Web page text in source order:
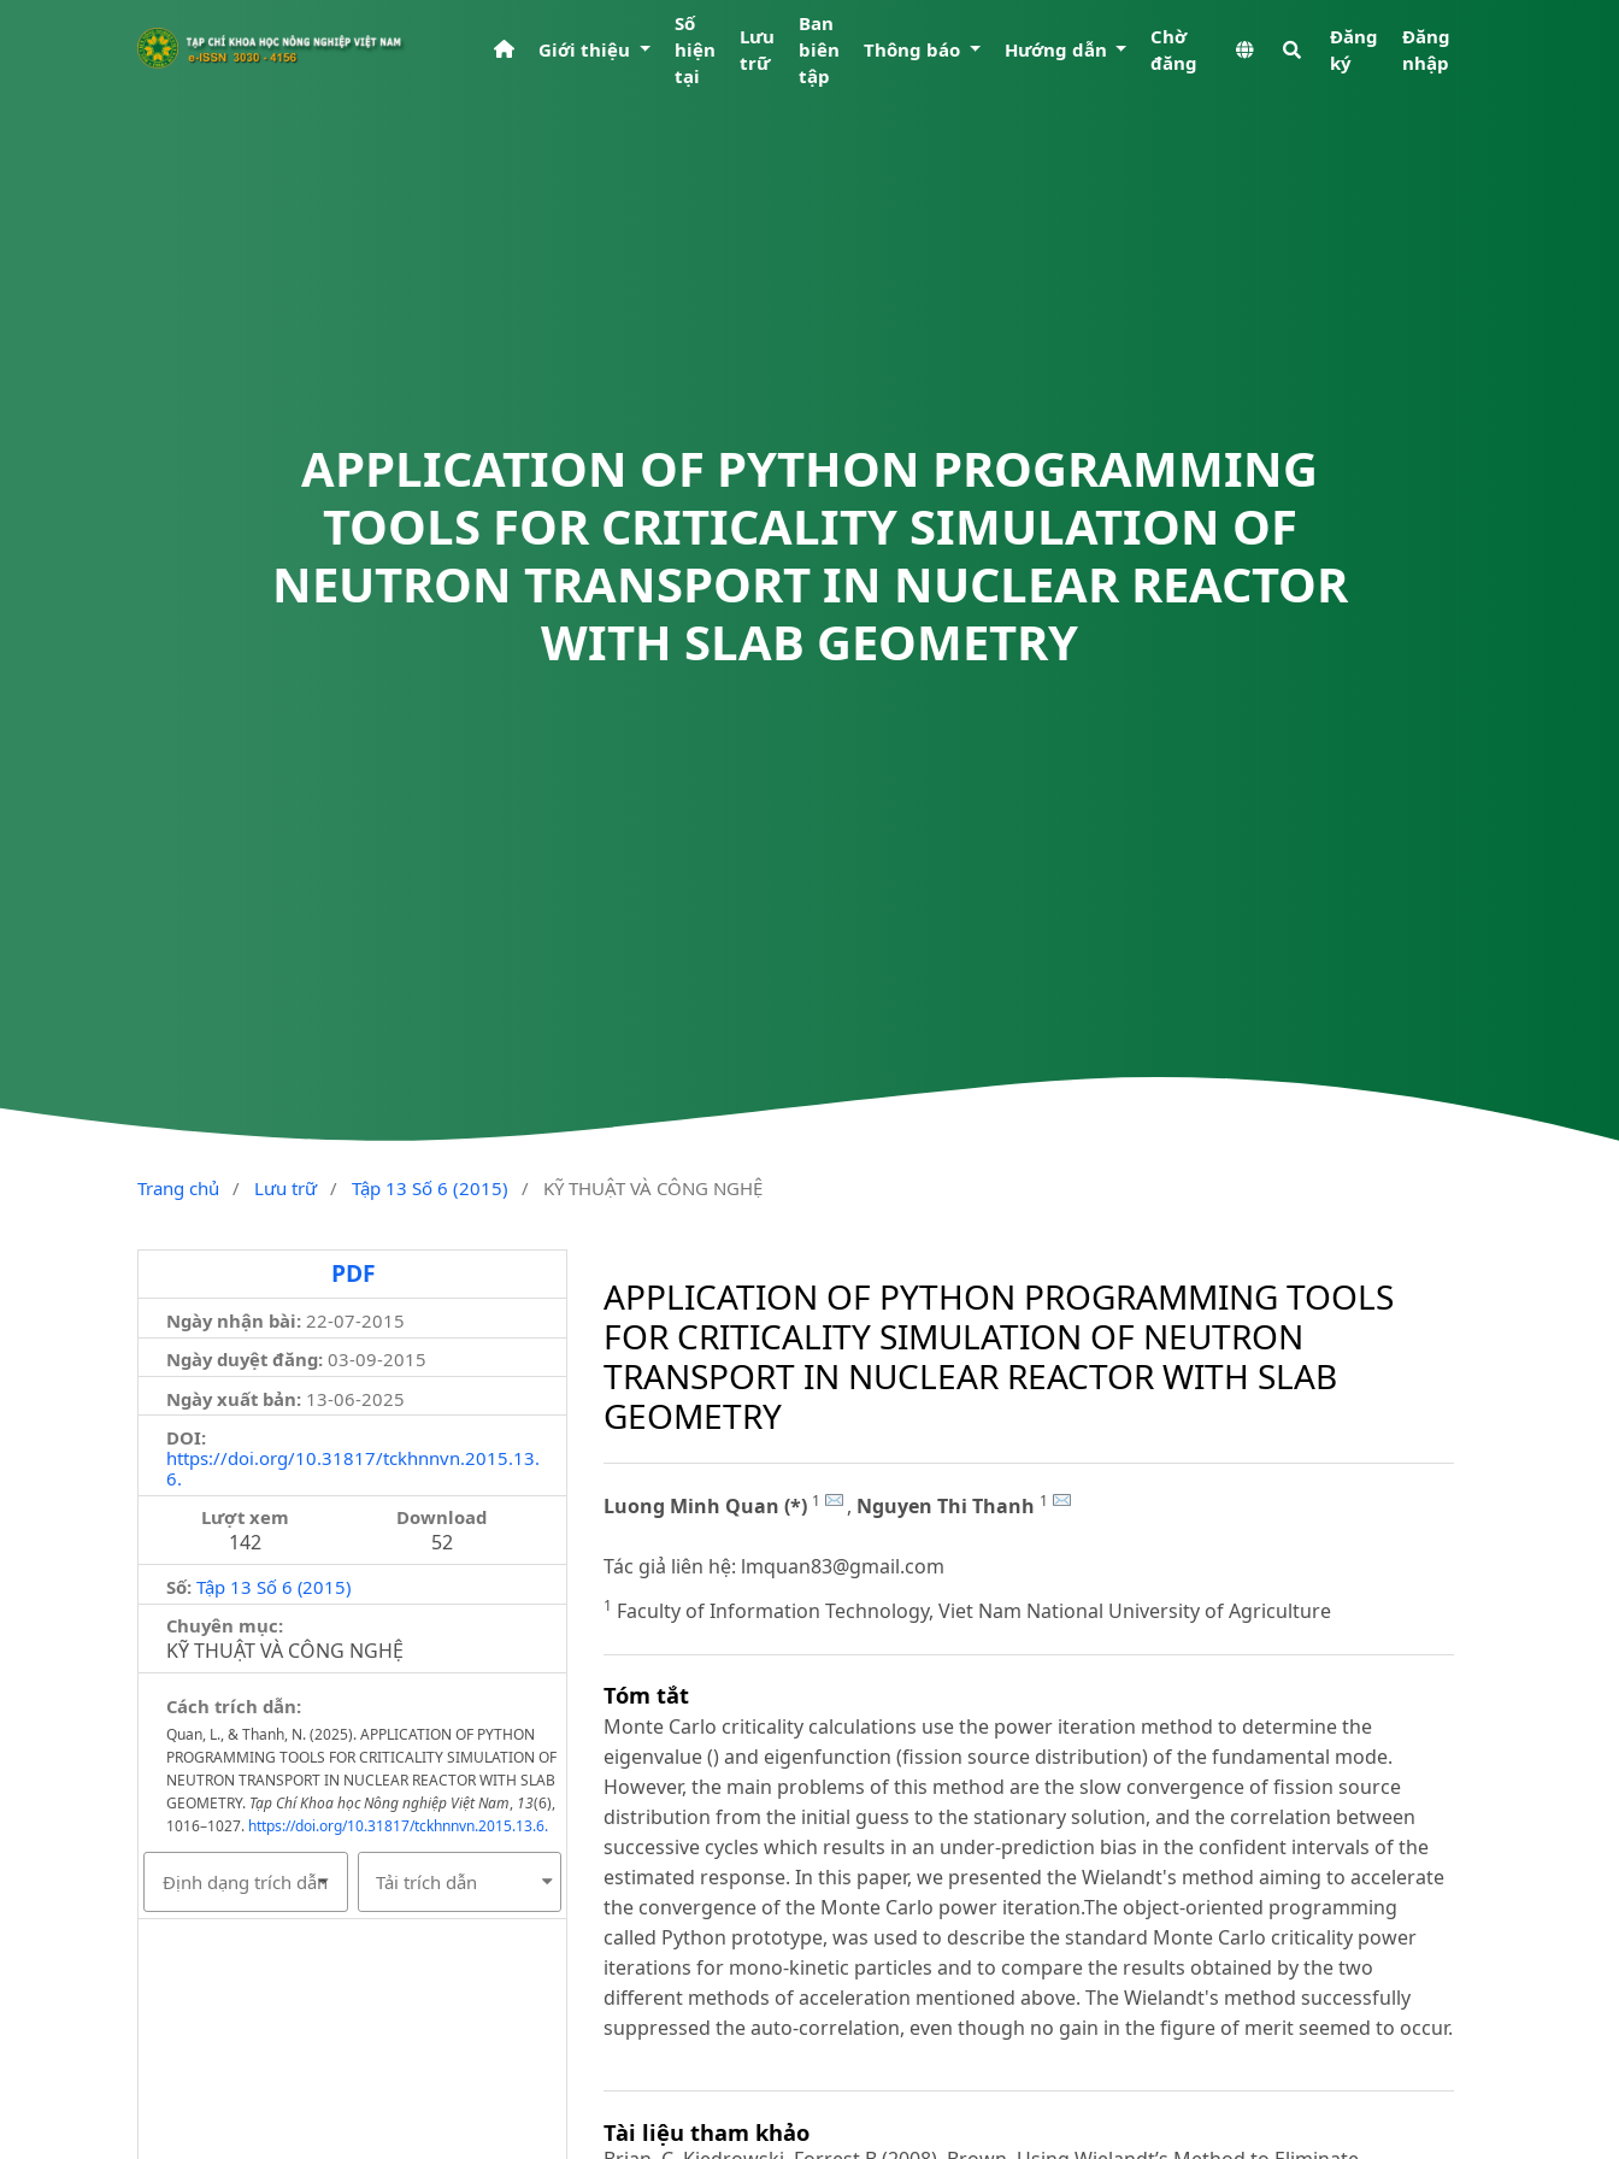
Giới thiệu
Số
hiện
tại
Lưu
trữ
Ban
biên
tập
Thông báo Hướng dẫn
Chờ
đăng
Đăng
ký
Đăng
nhập
APPLICATION OF PYTHON PROGRAMMING
TOOLS FOR CRITICALITY SIMULATION OF
NEUTRON TRANSPORT IN NUCLEAR REACTOR
WITH SLAB GEOMETRY
Trang chủ / Lưu trữ / Tập 13 Số 6 (2015) / KỸ THUẬT VÀ CÔNG NGHỆ
PDF
Ngày nhận bài: 22-07-2015
Ngày duyệt đăng:03-09-2015
Ngày xuất bản: 13-06-2025
DOI:
https://doi.org/10.31817/tckhnnvn.2015.13.
6.
Lượt xem
142
Download
52
Số: Tập 13 Số 6 (2015)
Chuyên mục:
KỸ THUẬT VÀ CÔNG NGHỆ
Cách trích dẫn:
Quan, L., & Thanh, N. (2025). APPLICATION OF PYTHON
PROGRAMMING TOOLS FOR CRITICALITY SIMULATION OF
NEUTRON TRANSPORT IN NUCLEAR REACTOR WITH SLAB
GEOMETRY. Tạp Chí Khoa học Nông nghiệp Việt Nam, 13(6),
1016–1027. https://doi.org/10.31817/tckhnnvn.2015.13.6.
Định dạng trích dẫn Tải trích dẫn
APPLICATION OF PYTHON PROGRAMMING TOOLS
FOR CRITICALITY SIMULATION OF NEUTRON
TRANSPORT IN NUCLEAR REACTOR WITH SLAB
GEOMETRY
Luong Minh Quan (*) 1 , Nguyen Thi Thanh 1
Tác giả liên hệ: lmquan83@gmail.com
1 Faculty of Information Technology, Viet Nam National University of Agriculture
Tóm tắt
Monte Carlo criticality calculations use the power iteration method to determine the
eigenvalue () and eigenfunction (fission source distribution) of the fundamental mode.
However, the main problems of this method are the slow convergence of fission source
distribution from the initial guess to the stationary solution, and the correlation between
successive cycles which results in an under-prediction bias in the confident intervals of the
estimated response. In this paper, we presented the Wielandt's method aiming to accelerate
the convergence of the Monte Carlo power iteration.The object-oriented programming
called Python prototype, was used to describe the standard Monte Carlo criticality power
iterations for mono-kinetic particles and to compare the results obtained by the two
different methods of acceleration mentioned above. The Wielandt's method successfully
suppressed the auto-correlation, even though no gain in the figure of merit seemed to occur.
Tài liệu tham khảo